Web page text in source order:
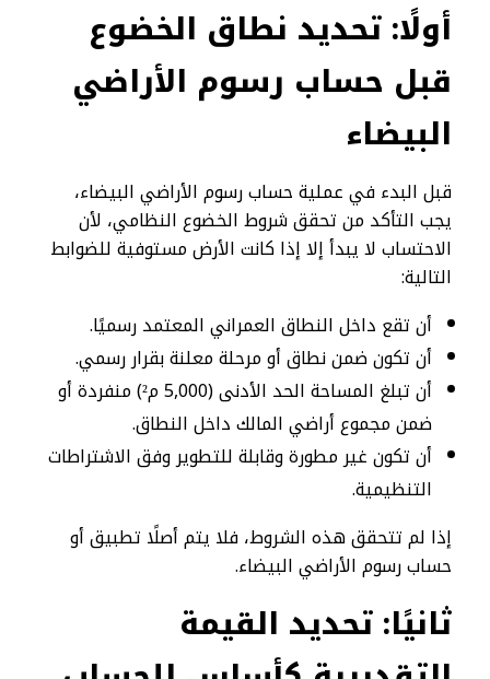
أولًا: تحديد نطاق الخضوع
قبل حساب رسوم الأراضي
البيضاء
قبل البدء في عملية حساب رسوم الأراضي البيضاء،
يجب التأكد من تحقق شروط الخضوع النظامي، لأن
الاحتساب لا يبدأ إلا إذا كانت الأرض مستوفية للضوابط
التالية:
أن تقع داخل النطاق العمراني المعتمد رسميًا.
أن تكون ضمن نطاق أو مرحلة معلنة بقرار رسمي.
أن تبلغ المساحة الحد الأدنى (5,000 م²) منفردة أو
ضمن مجموع أراضي المالك داخل النطاق.
أن تكون غير مطورة وقابلة للتطوير وفق الاشتراطات
التنظيمية.
إذا لم تتحقق هذه الشروط، فلا يتم أصلًا تطبيق أو
حساب رسوم الأراضي البيضاء.
ثانيًا: تحديد القيمة